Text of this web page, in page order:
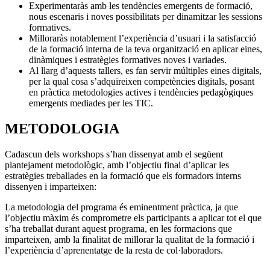
Experimentaràs amb les tendències emergents de formació,
nous escenaris i noves possibilitats per dinamitzar les sessions
formatives.
Milloraràs notablement l’experiència d’usuari i la satisfacció
de la formació interna de la teva organització en aplicar eines,
dinàmiques i estratègies formatives noves i variades.
Al llarg d’aquests tallers, es fan servir múltiples eines digitals,
per la qual cosa s’adquireixen competències digitals, posant
en pràctica metodologies actives i tendències pedagògiques
emergents mediades per les TIC.
METODOLOGIA
Cadascun dels workshops s’han dissenyat amb el següent
plantejament metodològic, amb l’objectiu final d’aplicar les
estratègies treballades en la formació que els formadors interns
dissenyen i imparteixen:
La metodologia del programa és eminentment pràctica, ja que
l’objectiu màxim és comprometre els participants a aplicar tot el que
s’ha treballat durant aquest programa, en les formacions que
imparteixen, amb la finalitat de millorar la qualitat de la formació i
l’experiència d’aprenentatge de la resta de col·laboradors.